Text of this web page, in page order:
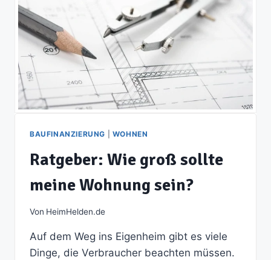
BAUFINANZIERUNG WOHNEN
Ratgeber: Wie groß sollte
meine Wohnung sein?
Von HeimHelden.de
Auf dem Weg ins Eigenheim gibt es viele
Dinge, die Verbraucher beachten müssen.